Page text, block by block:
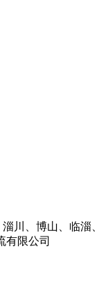
川、博山、临淄、
有限公司